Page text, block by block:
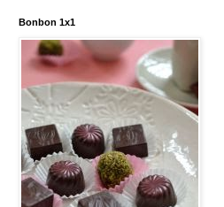
Bonbon 1x1